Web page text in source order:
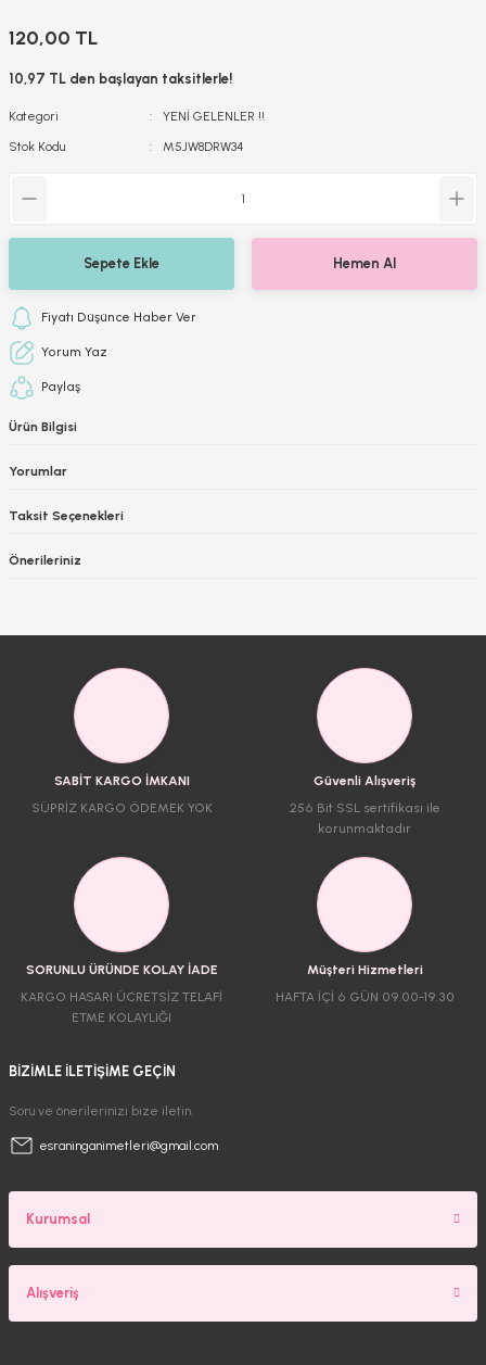
120,00 TL
10,97 TL den başlayan taksitlerle!
Kategori
YENİ GELENLER !!
Stok Kodu
M5JW8DRW34
Sepete Ekle Hemen Al
Fiyatı Düşünce Haber Ver
Yorum Yaz
Paylaş
Ürün Bilgisi
Yorumlar
Taksit Seçenekleri
Önerileriniz
SABİT KARGO İMKANI
SÜPRİZ KARGO ÖDEMEK YOK
Güvenli Alışveriş
256 Bit SSL sertifikası ile
korunmaktadır
SORUNLU ÜRÜNDE KOLAY İADE
KARGO HASARI ÜCRETSİZ TELAFİ
ETME KOLAYLIĞI
Müşteri Hizmetleri
HAFTA İÇİ 6 GÜN 09.00-19.30
BİZİMLE İLETİŞİME GEÇİN
Soru ve önerilerinizi bize iletin.
esraninganimetleri@gmail.com
Kurumsal
Alışveriş